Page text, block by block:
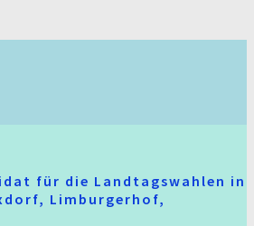
für die Landtagswahlen in
Limburgerhof,